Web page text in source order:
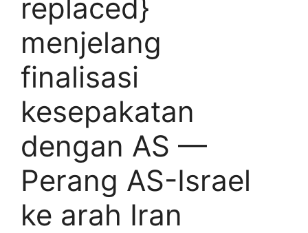
replaced}
menjelang
finalisasi
kesepakatan
dengan AS —
Perang AS-Israel
ke arah Iran